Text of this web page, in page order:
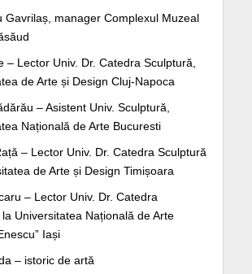
Gavrilaș, manager Complexul Muzeal
– Lector Univ. Dr. Catedra Sculptură,
de Arte și Design Cluj-Napoca
– Asistent Univ. Sculptură,
Națională de Arte Bucuresti
– Lector Univ. Dr. Catedra Sculptură
de Arte și Design Timișoara
– Lector Univ. Dr. Catedra
Universitatea Națională de Arte
Iași
– istoric de artă